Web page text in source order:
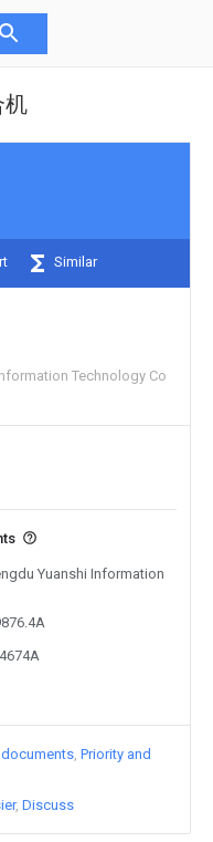
机
Similar
Technology Co
Yuanshi Information
Priority and
Discuss